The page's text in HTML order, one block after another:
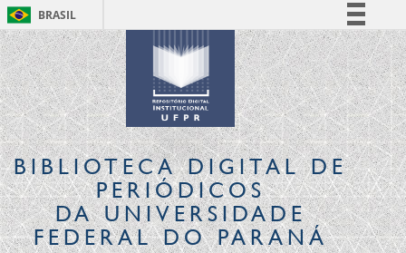
BRASIL
Simplifique!
Comunica BR
Participe
Acesso à informação
Legislação
Canais
BIBLIOTECA DIGITALDE
PERIÓDICOS
DA UNIVERSIDADE
FEDERAL DO PARANÁ